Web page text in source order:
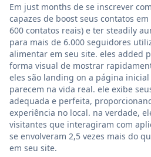
Em just months de se inscrever
capazes de boost seus contatos
600 contatos reais) e ter steadily
para mais de 6.000 seguidores
alimentar em seu site. eles added
forma visual de mostrar
eles são landing on a página
parecem na vida real. ele exibe
adequada e perfeita,
experiência no local. na verdade,
visitantes que interagiram com
se envolveram 2,5 vezes mais do
em seu site.